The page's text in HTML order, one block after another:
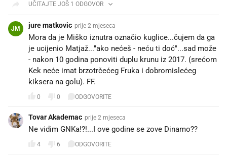
UČITAJTE JOŠ 1 ODGOVOR
JM jure matkovic prije 2 mjeseca
Mora da je Miško iznutra označio kuglice...čujem da ga
je ucijenio Matjaž..."ako nećeš - neću ti doć"...sad može
- nakon 10 godina ponoviti duplu krunu iz 2017. (srećom
Kek neće imat brzotrčećeg Fruka i dobromislećeg
kiksera na golu). FF.
0 0 ODGOVORITE
Tovar Akademac prije 2 mjeseca
Ne vidim GNKa!?!...I ove godine se zove Dinamo??
4 6 ODGOVORITE